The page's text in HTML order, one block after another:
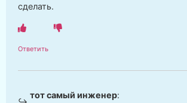
сделать.
Ответить
тот самый инженер: